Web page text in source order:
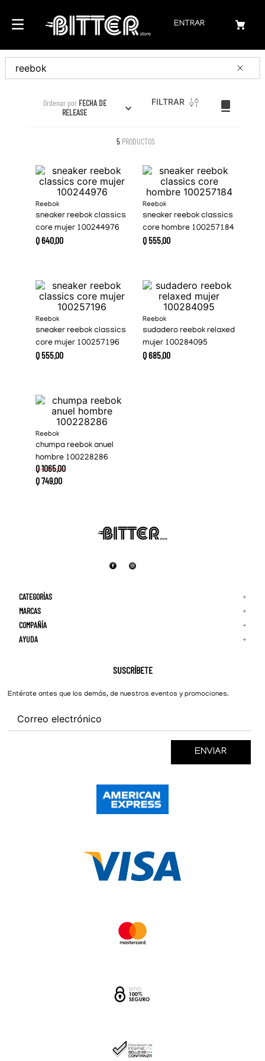
ENTRAR
Buscar
Ordenar por FECHA DE
RELEASE
FILTRAR
5 PRODUCTOS
Reebok
sneaker reebok classics
core mujer 100244976
Q640.00
Reebok
sneaker reebok classics
core hombre 100257184
Q555.00
Reebok
sneaker reebok classics
core mujer 100257196
Q555.00
Reebok
sudadero reebok relaxed
mujer 100284095
Q685.00
Reebok
chumpa reebok anuel
hombre 100228286
Q1065.00
Q749.00
CATEGORÍAS +
MARCAS +
Adidas
Reebok
COMPAÑÍA +
Quiénes Somos
AYUDA +
SUSCRÍBETE
Entérate antes que los demás, de nuestros eventos y promociones.
ENVIAR